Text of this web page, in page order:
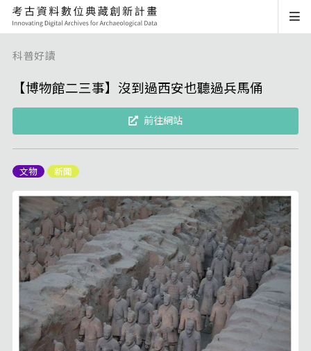
科普好讀
【博物館二三事】沒到過西安也聽過兵馬俑
前往網站
文物 新聞